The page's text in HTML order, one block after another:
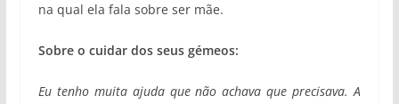
na qual ela fala sobre ser mãe.
Sobre o cuidar dos seus gémeos:
Eu tenho muita ajuda que não achava que precisava. A